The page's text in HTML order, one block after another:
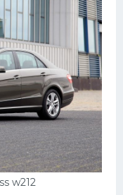
w212